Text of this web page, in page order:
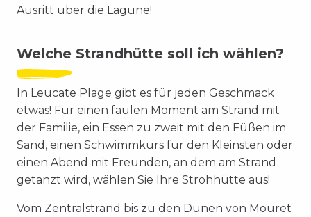
Ausritt über die Lagune!
Welche Strandhütte soll ich wählen?
In Leucate Plage gibt es für jeden Geschmack
etwas! Für einen faulen Moment am Strand mit
der Familie, ein Essen zu zweit mit den Füßen im
Sand, einen Schwimmkurs für den Kleinsten oder
einen Abend mit Freunden, an dem am Strand
getanzt wird, wählen Sie Ihre Strohhütte aus!
Vom Zentralstrand bis zu den Dünen von Mouret